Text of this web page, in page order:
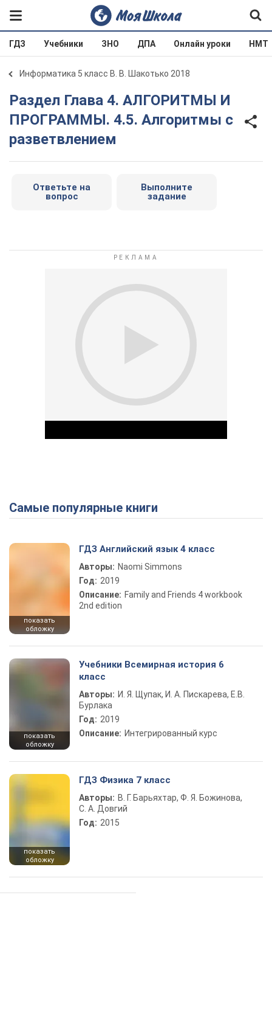
ГДЗ Учебники ЗНО ДПА Онлайн уроки НМТ
Информатика 5 класс В. В. Шакотько 2018
Раздел Глава 4. АЛГОРИТМЫ И
ПРОГРАММЫ. 4.5. Алгоритмы с
разветвлением
Ответьте на
вопрос
Выполните
задание
Play Video
Самые популярные книги
показать
обложку
ГДЗ Английский язык 4 класс
Авторы: Naomi Simmons
Год: 2019
Описание: Family and Friends 4 workbook
2nd edition
показать
обложку
Учебники Всемирная история 6
класс
Авторы: И. Я. Щупак, И. А. Пискарева, Е.В.
Бурлака
Год: 2019
Описание: Интегрированный курс
показать
обложку
ГДЗ Физика 7 класс
Авторы: В. Г. Барьяхтар, Ф. Я. Божинова,
С. А. Довгий
Год: 2015